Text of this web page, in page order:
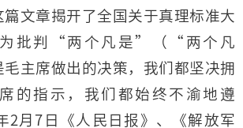
篇文章揭开了全国关于真理标准大
为批判“两个凡是”（“两个凡
主席做出的决策，我们都坚决拥
的指示，我们都始终不渝地遵
2月7日《人民日报》、《解放军